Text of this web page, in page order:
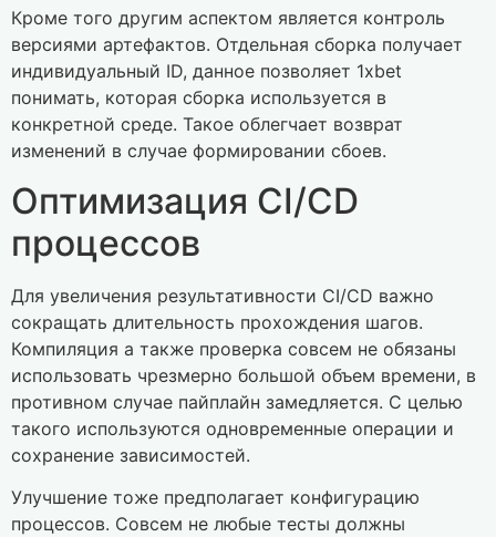
Кроме того другим аспектом является контроль
версиями артефактов. Отдельная сборка получает
индивидуальный ID, данное позволяет 1xbet
понимать, которая сборка используется в
конкретной среде. Такое облегчает возврат
изменений в случае формировании сбоев.
Оптимизация CI/CD
процессов
Для увеличения результативности CI/CD важно
сокращать длительность прохождения шагов.
Компиляция а также проверка совсем не обязаны
использовать чрезмерно большой объем времени, в
противном случае пайплайн замедляется. С целью
такого используются одновременные операции и
сохранение зависимостей.
Улучшение тоже предполагает конфигурацию
процессов. Совсем не любые тесты должны